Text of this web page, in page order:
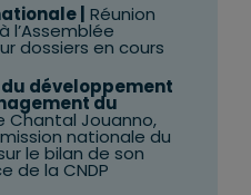
| Réunion
l’Assemblée
dossiers en cours
du développement
du
Chantal Jouanno,
nationale du
le bilan de son
de la CNDP